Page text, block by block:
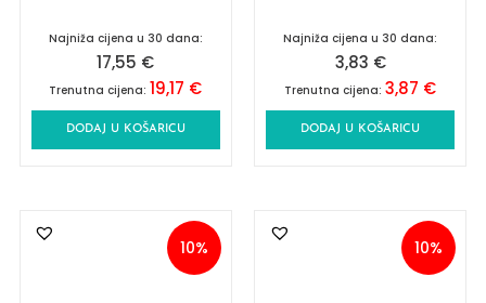
Najniža cijena u 30 dana:
17,55 €
Trenutna cijena: 19,17 €
DODAJ U KOŠARICU
Najniža cijena u 30 dana:
3,83 €
Trenutna cijena:3,87 €
DODAJ U KOŠARICU
10% 10%